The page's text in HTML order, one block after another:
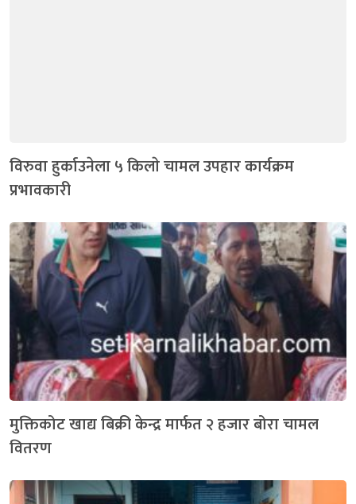
विरुवा हुर्काउनेला ५ किलाे चामल उपहार कार्यक्रम
प्रभावकारी
मुक्तिकोट खाद्य बिक्री केन्द्र मार्फत २ हजार बोरा चामल
वितरण